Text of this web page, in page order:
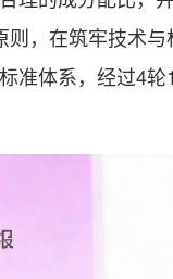
，在筑牢技术
准体系，经过4